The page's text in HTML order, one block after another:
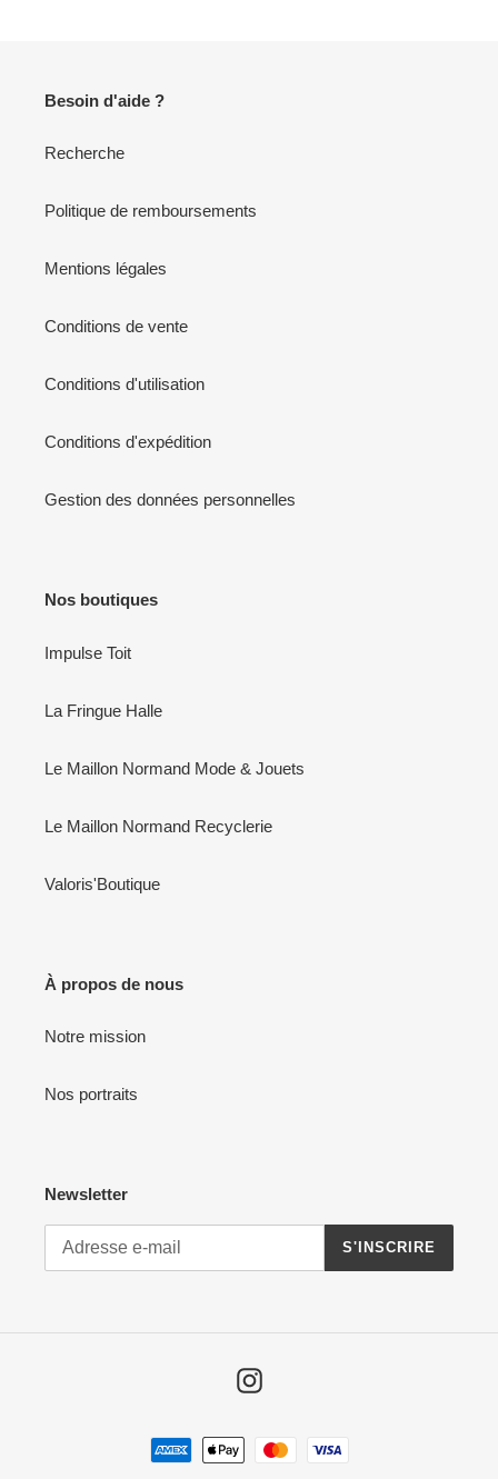
Besoin d'aide ?
Recherche
Politique de remboursements
Mentions légales
Conditions de vente
Conditions d'utilisation
Conditions d'expédition
Gestion des données personnelles
Nos boutiques
Impulse Toit
La Fringue Halle
Le Maillon Normand Mode & Jouets
Le Maillon Normand Recyclerie
Valoris'Boutique
À propos de nous
Notre mission
Nos portraits
Newsletter
S'INSCRIRE
Instagram
Moyens
de